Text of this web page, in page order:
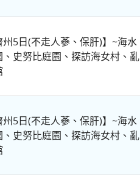
州5⽇(不走人蔘、保肝)】~海水
史努比庭園、探訪海女村、亂
州5⽇(不走人蔘、保肝)】~海水
史努比庭園、探訪海女村、亂